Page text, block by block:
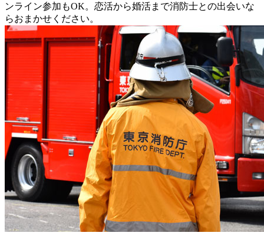
ンライン参加もOK。恋活から婚活まで消防士との出会いな
らおまかせください。